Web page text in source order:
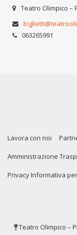
Teatro Olimpico –
063265991
Lavora con noi
Amministrazione
Privacy Informativa
Teatro Olimpico –